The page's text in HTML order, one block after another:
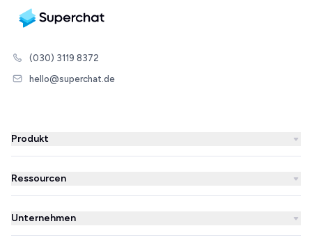
(030) 3119 8372
hello@superchat.de
Produkt
WhatsApp Business
WhatsApp Newsletter
KI-Agent
Ressourcen
Blog
Erfolgsgeschichten
Unternehmen
Über uns